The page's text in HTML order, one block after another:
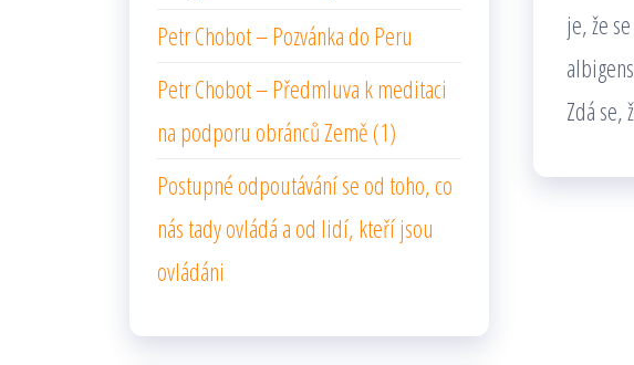
je, že
Zdá
Petr Chobot – Pozvánka do Peru
Petr Chobot – Předmluva k meditaci
na podporu obránců Země (1)
Postupné odpoutávání se od toho, co
nás tady ovládá a od lidí, kteří jsou
ovládáni